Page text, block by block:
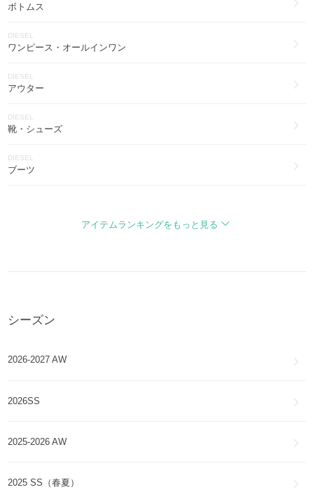
ヨガ・フィットネス(17)
ボトムス
DIESEL
ワンピース・オールインワン
DIESEL
アウター
DIESEL
靴・シューズ
DIESEL
ブーツ
DIESEL
DIESEL
DIESEL
DIESEL
アイテムランキングをもっと見る
シーズン
2026-2027 AW
2026SS
2025-2026 AW
2025 SS（春夏）